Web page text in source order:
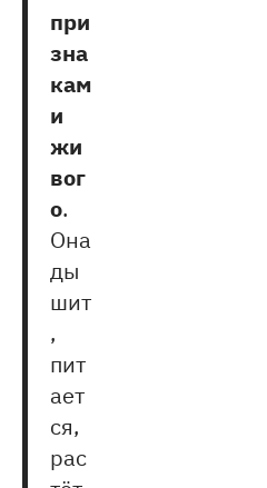
при
зна
кам
и
жи
вог
о.
Она
ды
шит
,
пит
ает
ся,
рас